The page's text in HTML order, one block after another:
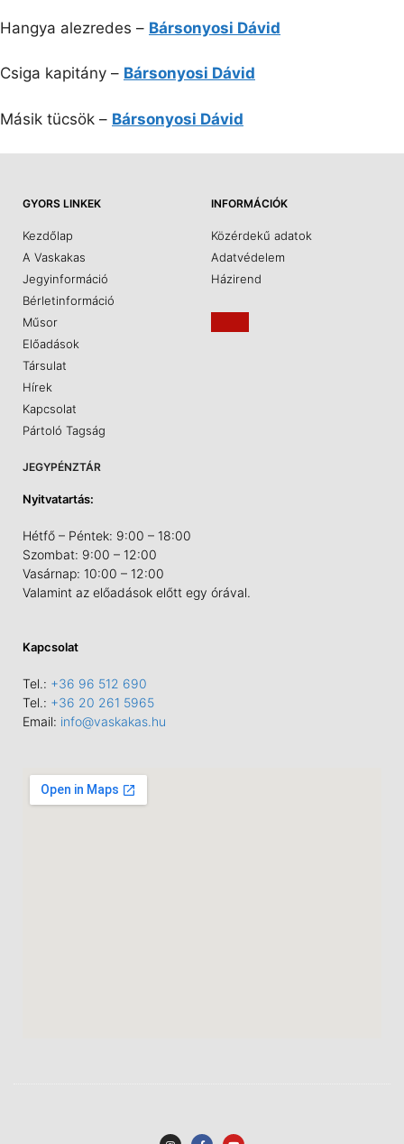
Hangya alezredes – Bársonyosi Dávid
Csiga kapitány – Bársonyosi Dávid
Másik tücsök – Bársonyosi Dávid
GYORS LINKEK
Kezdőlap
A Vaskakas
Jegyinformáció
Bérletinformáció
Műsor
Előadások
Társulat
Hírek
Kapcsolat
Pártoló Tagság
INFORMÁCIÓK
Közérdekű adatok
Adatvédelem
Házirend
JEGYPÉNZTÁR
Nyitvatartás:
Hétfő – Péntek: 9:00 – 18:00
Szombat: 9:00 – 12:00
Vasárnap: 10:00 – 12:00
Valamint az előadások előtt egy órával.
Kapcsolat
Tel.: +36 96 512 690
Tel.: +36 20 261 5965
Email: info@vaskakas.hu